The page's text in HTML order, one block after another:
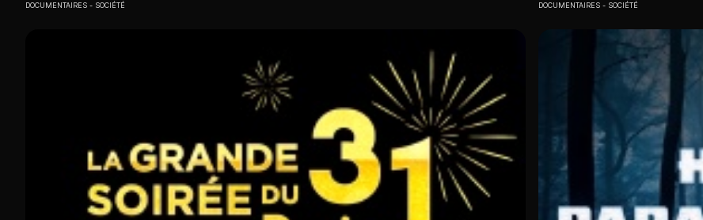
DOCUMENTAIRES SOCIÉTÉ DOCUMENTAIRES SOCIÉTÉ